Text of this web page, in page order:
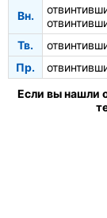
Вн.
Тв.
Пр.
Если вы нашли